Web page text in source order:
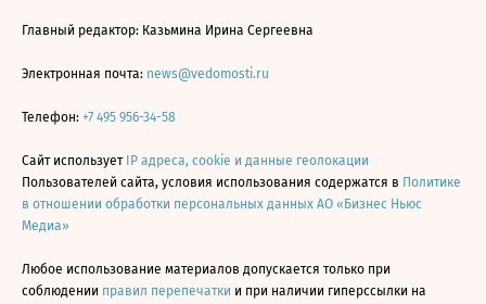
Главный редактор: Казьмина Ирина Сергеевна
Электронная почта: news@vedomosti.ru
Телефон: +7 495 956-34-58
Сайт использует IP адреса, cookie и данные геолокации
Пользователей сайта, условия использования содержатся в Политике
в отношении обработки персональных данных АО «Бизнес Ньюс
Медиа»
Любое использование материалов допускается только при
соблюдении правил перепечатки и при наличии гиперссылки на